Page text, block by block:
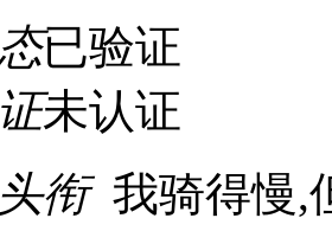
已验证
未认证
衔 我骑得慢,